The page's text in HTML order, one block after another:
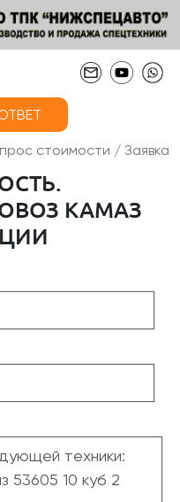
стоимости / Заявка
КАМАЗ